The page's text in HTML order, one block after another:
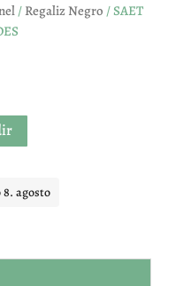
/ Regaliz Negro / SAET
agosto